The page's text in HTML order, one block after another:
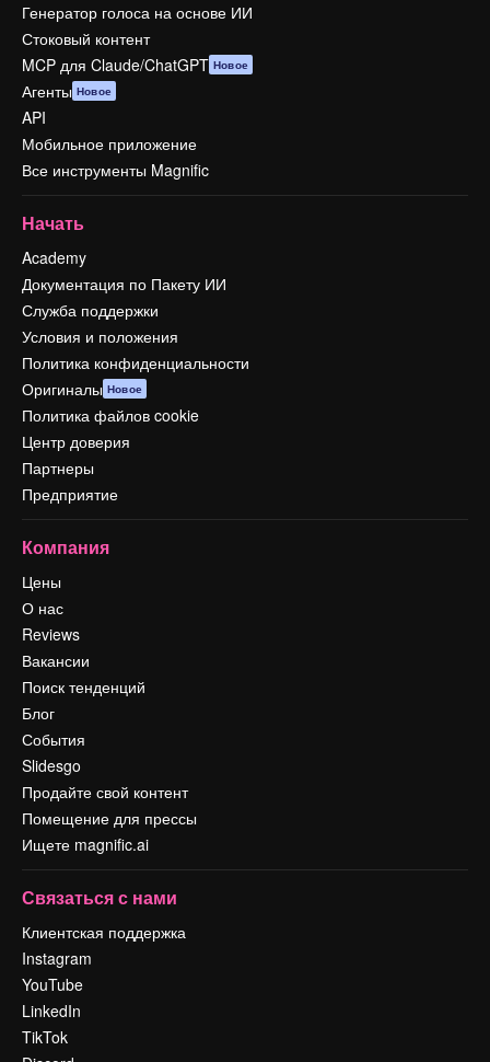
Генератор голоса на основе ИИ
Стоковый контент
MCP для Claude/ChatGPT Новое
Агенты Новое
API
Мобильное приложение
Все инструменты Magnific
Начать
Academy
Документация по Пакету ИИ
Служба поддержки
Условия и положения
Политика конфиденциальности
Оригиналы Новое
Политика файлов cookie
Центр доверия
Партнеры
Предприятие
Компания
Цены
О нас
Reviews
Вакансии
Поиск тенденций
Блог
События
Slidesgo
Продайте свой контент
Помещение для прессы
Ищете magnific.ai
Связаться с нами
Клиентская поддержка
Instagram
YouTube
LinkedIn
TikTok